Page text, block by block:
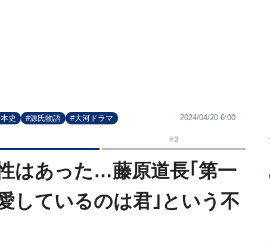
史 #源氏物語 #大河ドラマ 2024/04/20 6:00
#2
はあった…藤原道長｢第一
しているのは君｣という不